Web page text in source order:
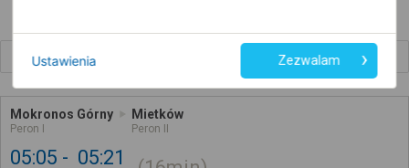
Mokronos Górny
Peron I
Mietków
Peron II
05:05 05:21
Ustawienia Zezwalam